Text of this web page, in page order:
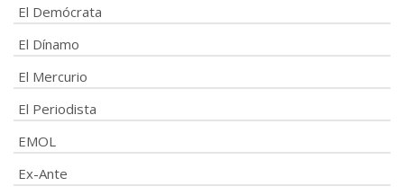
El Demócrata
El Dínamo
El Mercurio
El Periodista
EMOL
Ex-Ante